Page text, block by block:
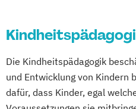
English for
Entspannungstrainer
Ernährungsberater
Politikwissenschaft &
Professionell
Projekte erfolgreich
Psychologie für
Fachwirt/in für
Gesundheitsförderung
Fitness C-Lizenz
Fitnesstrainer/in A-
Fitnesstrainer/in B-
Die Kindheitspädagogik
und Entwicklung von Kindern
dafür, dass Kinder, egal